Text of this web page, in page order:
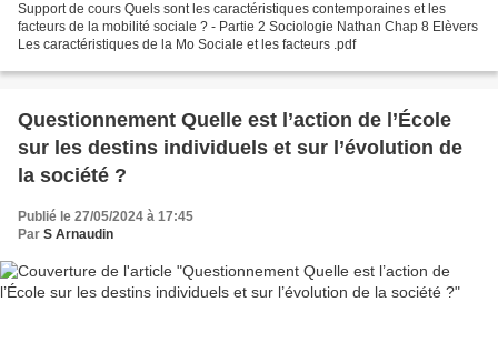
Support de cours Quels sont les caractéristiques contemporaines et les
facteurs de la mobilité sociale ? - Partie 2 Sociologie Nathan Chap 8 Elèvers
Les caractéristiques de la Mo Sociale et les facteurs .pdf
Questionnement Quelle est l’action de l’École
sur les destins individuels et sur l’évolution de
la société ?
Publié le 27/05/2024 à 17:45
Par S Arnaudin